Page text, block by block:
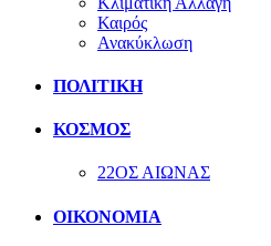
Καιρός
Ανακύκλωση
ΠΟΛΙΤΙΚΗ
ΚΟΣΜΟΣ
22ΟΣ ΑΙΩΝΑΣ
ΟΙΚΟΝΟΜΙΑ